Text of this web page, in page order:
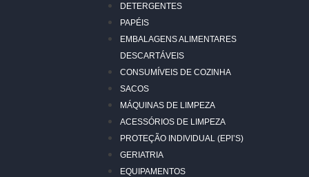
DETERGENTES
PAPÉIS
EMBALAGENS ALIMENTARES
DESCARTÁVEIS
CONSUMÍVEIS DE COZINHA
SACOS
MÁQUINAS DE LIMPEZA
ACESSÓRIOS DE LIMPEZA
PROTEÇÃO INDIVIDUAL (EPI’S)
GERIATRIA
EQUIPAMENTOS